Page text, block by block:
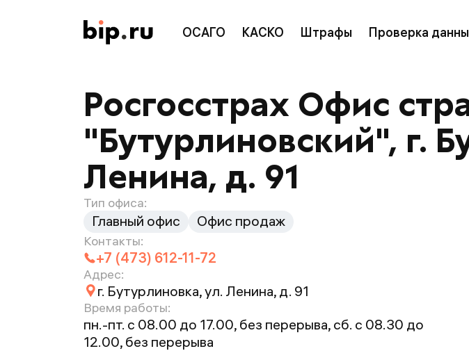
ОСАГО КАСКО Штрафы Проверка
Росгосстрах Офис
"Бутурлиновский", г.
Ленина, д. 91
Тип офиса:
Главный офис Офис продаж
Контакты:
+7 (473) 612-11-72
Адрес:
г. Бутурлиновка, ул. Ленина, д. 91
Время работы:
пн.-пт. с 08.00 до 17.00, без перерыва, сб. с 08.30 до
12.00, без перерыва